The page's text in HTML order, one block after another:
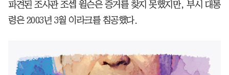
파견된 조사관 조셉 윌슨은 증거를 찾지 못했지만, 부시 대통
령은 2003년 3월 이라크를 침공했다.